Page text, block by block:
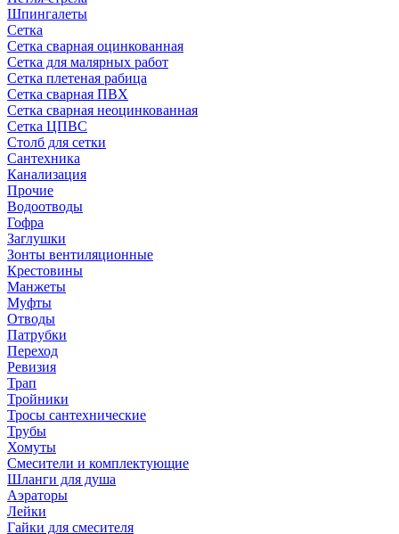
Шпингалеты
Сетка
Сетка сварная оцинкованная
Сетка для малярных работ
Сетка плетеная рабица
Сетка сварная ПВХ
Сетка сварная неоцинкованная
Сетка ЦПВС
Столб для сетки
Сантехника
Канализация
Прочие
Водоотводы
Гофра
Заглушки
Зонты вентиляционные
Крестовины
Манжеты
Муфты
Отводы
Патрубки
Переход
Ревизия
Трап
Тройники
Тросы сантехнические
Трубы
Хомуты
Смесители и комплектующие
Шланги для душа
Аэраторы
Лейки
Гайки для смесителя